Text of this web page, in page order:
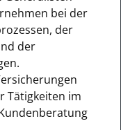
bei der
der
der
Tätigkeiten im